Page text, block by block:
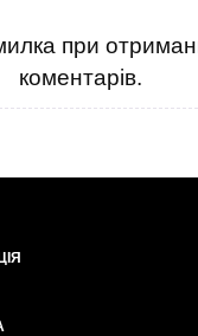
при
коментарів.